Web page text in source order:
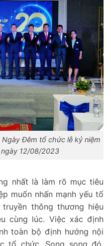
Đêm tổ chức lễ kỷ niệm
12/08/2023
nhất là làm rõ mục tiêu
muốn nhấn mạnh yếu tố
thông thương hiệu
cùng lúc. Việc xác định
toàn bộ định hướng nội
tổ chức. Song song đó,